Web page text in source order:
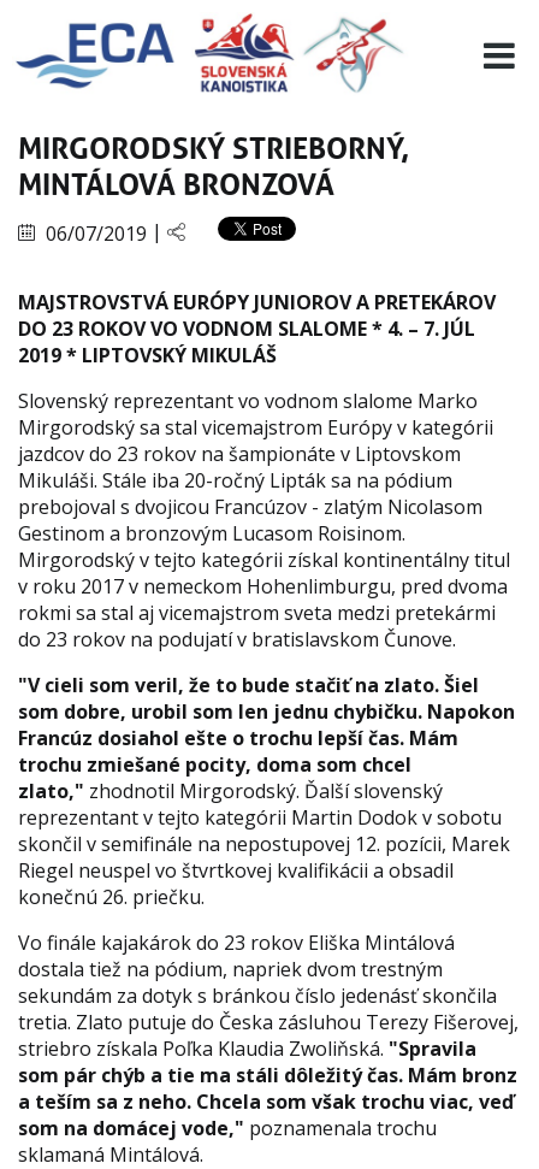
MIRGORODSKÝ STRIEBORNÝ,
MINTÁLOVÁ BRONZOVÁ
06/07/2019 |
MAJSTROVSTVÁ EURÓPY JUNIOROV A PRETEKÁROV
DO 23 ROKOV VO VODNOM SLALOME * 4. – 7. JÚL
2019 * LIPTOVSKÝ MIKULÁŠ
Slovenský reprezentant vo vodnom slalome Marko
Mirgorodský sa stal vicemajstrom Európy v kategórii
jazdcov do 23 rokov na šampionáte v Liptovskom
Mikuláši. Stále iba 20-ročný Lipták sa na pódium
prebojoval s dvojicou Francúzov - zlatým Nicolasom
Gestinom a bronzovým Lucasom Roisinom.
Mirgorodský v tejto kategórii získal kontinentálny titul
v roku 2017 v nemeckom Hohenlimburgu, pred dvoma
rokmi sa stal aj vicemajstrom sveta medzi pretekármi
do 23 rokov na podujatí v bratislavskom Čunove.
"V cieli som veril, že to bude stačiť na zlato. Šiel
som dobre, urobil som len jednu chybičku. Napokon
Francúz dosiahol ešte o trochu lepší čas. Mám
trochu zmiešané pocity, doma som chcel
zlato," zhodnotil Mirgorodský. Ďalší slovenský
reprezentant v tejto kategórii Martin Dodok v sobotu
skončil v semifinále na nepostupovej 12. pozícii, Marek
Riegel neuspel vo štvrtkovej kvalifikácii a obsadil
konečnú 26. priečku.
Vo finále kajakárok do 23 rokov Eliška Mintálová
dostala tiež na pódium, napriek dvom trestným
sekundám za dotyk s bránkou číslo jedenásť skončila
tretia. Zlato putuje do Česka zásluhou Terezy Fišerovej,
striebro získala Poľka Klaudia Zwoliňská. "Spravila
som pár chýb a tie ma stáli dôležitý čas. Mám bronz
a teším sa z neho. Chcela som však trochu viac, veď
som na domácej vode," poznamenala trochu
sklamaná Mintálová.
EURO 19
INFO
VISITORS
RESULTS
PARTNERS
CONTACT